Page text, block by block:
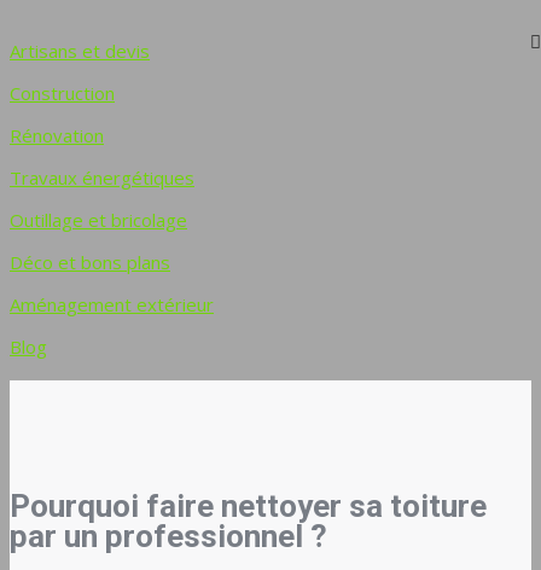
Artisans et devis
Construction
Rénovation
Travaux énergétiques
Outillage et bricolage
Déco et bons plans
Aménagement extérieur
Blog
Pourquoi faire nettoyer sa toiture
par un professionnel ?